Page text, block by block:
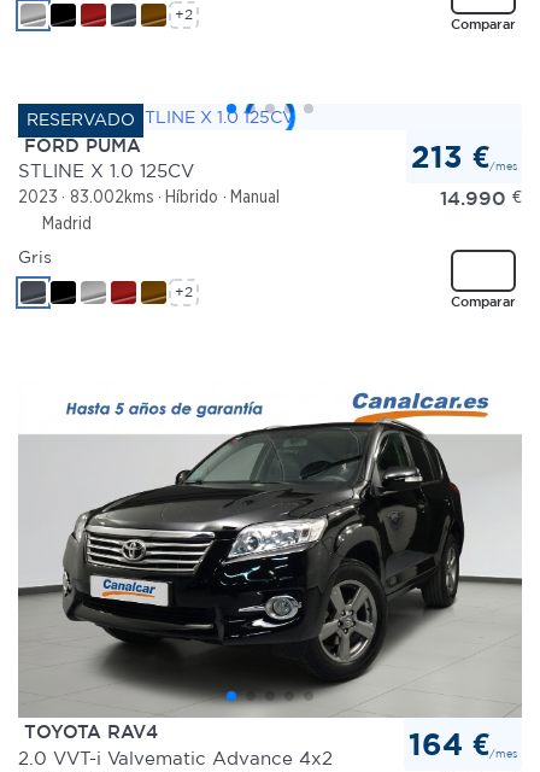
Comparar
+2
FORD PUMA
STLINE X 1.0 125CV
2023 83.002kms Híbrido
Manual
Madrid
213 €/mes
14.990 €
Comparar
Gris
+2
TOYOTA RAV4
2.0 VVT-i Valvematic Advance 4x2
164 €/mes